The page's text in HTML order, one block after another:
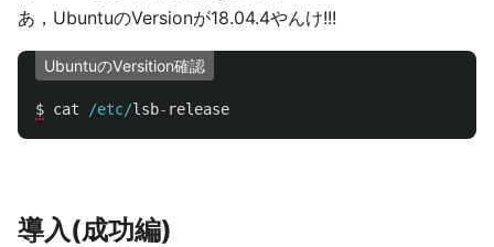
あ，UbuntuのVersionが18.04.4やんけ!!!
UbuntuのVersition確認
$ cat /etc/lsb- release
導入(成功編)